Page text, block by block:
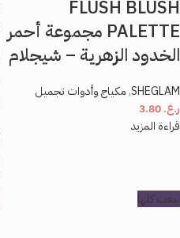
FLUSH BLUSH
PALETTE مجموعة أحمر
الخدود الزهرية – شيجلام
SHEGLAM
, مكياج وأدوات تجميل
ر.ع.
قراءة المزيد
بيعت كلها